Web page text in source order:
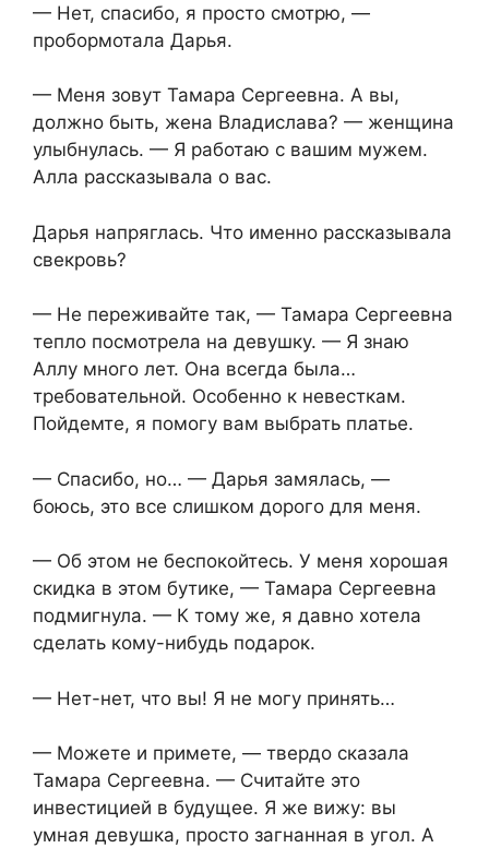
— Нет, спасибо, я просто смотрю, —
пробормотала Дарья.
— Меня зовут Тамара Сергеевна. А вы,
должно быть, жена Владислава? — женщина
улыбнулась. — Я работаю с вашим мужем.
Алла рассказывала о вас.
Дарья напряглась. Что именно рассказывала
свекровь?
— Не переживайте так, — Тамара Сергеевна
тепло посмотрела на девушку. — Я знаю
Аллу много лет. Она всегда была…
требовательной. Особенно к невесткам.
Пойдемте, я помогу вам выбрать платье.
— Спасибо, но… — Дарья замялась, —
боюсь, это все слишком дорого для меня.
— Об этом не беспокойтесь. У меня хорошая
скидка в этом бутике, — Тамара Сергеевна
подмигнула. — К тому же, я давно хотела
сделать кому-нибудь подарок.
— Нет-нет, что вы! Я не могу принять…
— Можете и примете, — твердо сказала
Тамара Сергеевна. — Считайте это
инвестицией в будущее. Я же вижу: вы
умная девушка, просто загнанная в угол. А